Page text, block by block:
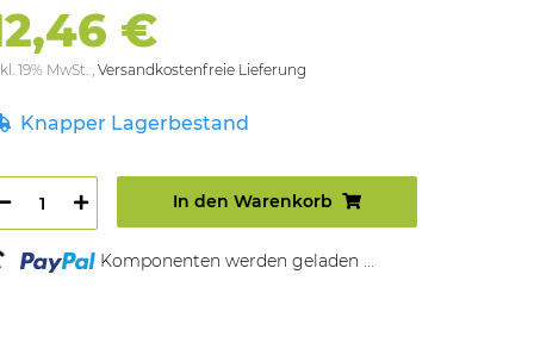
€
19% MwSt. ,Versandkostenfreie Lieferung
Knapper Lagerbestand
In den Warenkorb
Komponenten werden geladen ...